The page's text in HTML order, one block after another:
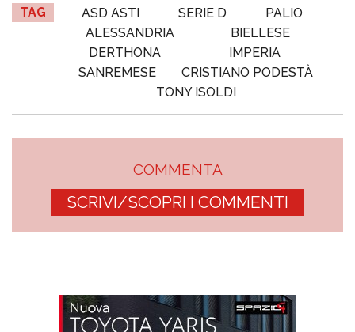
TAG ASD ASTI SERIE D
PALIO
ALESSANDRIA
BIELLESE
DERTHONA
IMPERIA
SANREMESE
CRISTIANO PODESTÀ
TONY ISOLDI
COMMENTA
SCRIVI/SCOPRI I COMMENTI